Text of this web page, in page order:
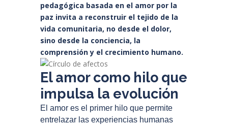
pedagógica basada en el amor por la
paz invita a reconstruir el tejido de la
vida comunitaria, no desde el dolor,
sino desde la conciencia, la
comprensión y el crecimiento humano.
El amor como hilo que
impulsa la evolución
El amor es el primer hilo que permite
entrelazar las experiencias humanas